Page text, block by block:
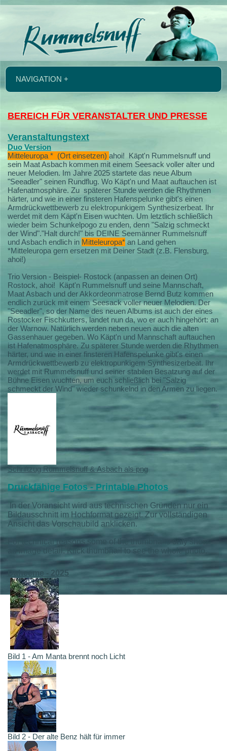
NAVIGATION +
BEREICH FÜR VERANSTALTER UND PRESSE
Veranstaltungstext
Duo Version
Mitteleuropa * (Ort einsetzen) ahoi! Käpt'n Rummelsnuff und
sein Maat Asbach kommen mit einem Seesack voller alter und
neuer Melodien. Im Jahre 2025 startete das neue Album
"Seeadler" seinen Rundflug. Wo Käpt'n und Maat auftauchen ist
Hafenatmosphäre. Zu späterer Stunde werden die Rhythmen
härter, und wie in einer finsteren Hafenspelunke gibt's einen
Armdrückwettbewerb zu elektropunkigem Synthesizerbeat. Ihr
werdet mit dem Käpt'n Eisen wuchten. Um letztlich schließlich
wieder beim Schunkelpogo zu enden, denn "Salzig schmeckt
der Wind"."Halt durch!" bis DEINE Seemänner Rummelsnuff
und Asbach endlich in Mitteleuropa* an Land gehen
*Mitteleuropa gern ersetzen mit Deiner Stadt (z.B. Flensburg,
ahoi!)
Trio Version - Beispiel- Rostock (anpassen an deinen Ort)
Rostock, ahoi! Käpt'n Rummelsnuff und seine Mannschaft,
Maat Asbach und der Akkordeonmatrose Bernd Butz kommen
endlich zurück mit einem Seesack voller neuer Melodien. Der
"Seeadler", so der Name des neuen Albums ist auch der eines
Rostocker Fischkutters, landet nun da, wo er auch hingehört: an
der Warnow. Natürlich werden neben neuen auch die alten
Gassenhauer gegeben. Wo Käpt'n und Mannschaft auftauchen
ist Hafenatmosphäre. Zu späterer Stunde werden die Rhythmen
härter, und wie in einer finsteren Hafenspelunke gibt's einen
Armdrückwettbewerb zu elektropunkigem Synthesizerbeat. Ihr
werdet mit Rummelsnuff und seiner stabilen Besatzung auf der
Bühne Eisen wuchten, um euch schließlich bei "Salzig
schmeckt der Wind" wieder schunkelnd in den Armen zu liegen.
Schriftzug Rummelsnuff & Asbach als png
Druckfähige Fotos - Printable Photos
In der Voransicht wird aus technischen Gründen nur ein
Bildausschnitt im Hochformat gezeigt. Zur vollständigen
Ansicht das Vorschaubild anklicken.
For technical reasons some of the thumbnails only show
an image detail. Klick thumbnail to see the whole photo.
Daheeme - 2025
Bild 1 - Am Manta brennt noch Licht
Bild 2 - Der alte Benz hält für immer